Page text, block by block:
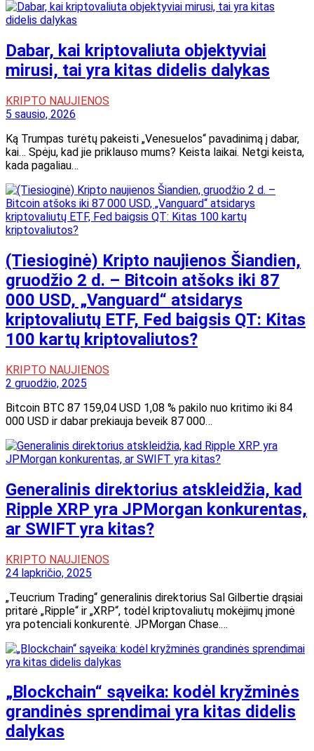
Dabar, kai kriptovaliuta objektyviai
mirusi, tai yra kitas didelis dalykas
KRIPTO NAUJIENOS
5 sausio, 2026
Ką Trumpas turėtų pakeisti „Venesuelos“ pavadinimą į dabar,
kai… Spėju, kad jie priklauso mums? Keista laikai. Netgi keista,
kada pagaliau…
(Tiesioginė) Kripto naujienos Šiandien,
gruodžio 2 d. – Bitcoin atšoks iki 87
000 USD, „Vanguard“ atsidarys
kriptovaliutų ETF, Fed baigsis QT: Kitas
100 kartų kriptovaliutos?
KRIPTO NAUJIENOS
2 gruodžio, 2025
Bitcoin BTC 87 159,04 USD 1,08 % pakilo nuo kritimo iki 84
000 USD ir dabar prekiauja beveik 87 000…
Generalinis direktorius atskleidžia, kad
Ripple XRP yra JPMorgan konkurentas,
ar SWIFT yra kitas?
KRIPTO NAUJIENOS
24 lapkričio, 2025
„Teucrium Trading“ generalinis direktorius Sal Gilbertie drąsiai
pritarė „Ripple“ ir „XRP“, todėl kriptovaliutų mokėjimų įmonė
yra potenciali konkurentė. JPMorgan Chase.…
„Blockchain“ sąveika: kodėl kryžminės
grandinės sprendimai yra kitas didelis
dalykas